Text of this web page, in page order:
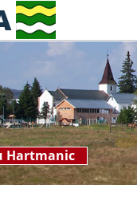
Hartmanic